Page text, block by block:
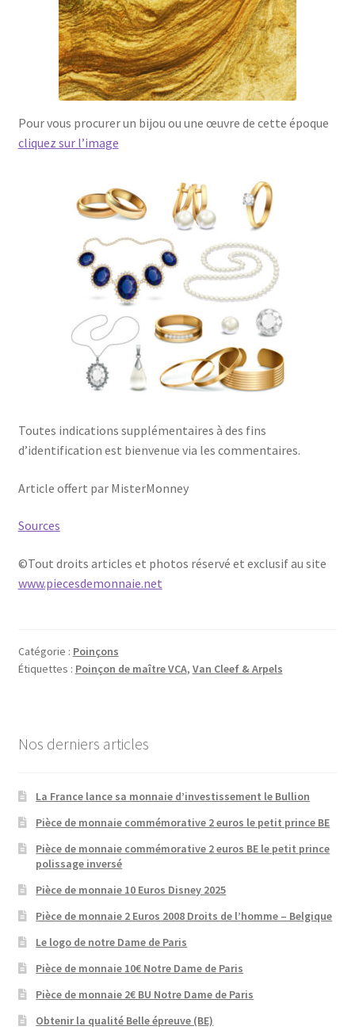
Pour vous procurer un bijou ou une œuvre de cette époque
cliquez sur l’image
Toutes indications supplémentaires à des fins
d’identification est bienvenue via les commentaires.
Article offert par MisterMonney
Sources
©Tout droits articles et photos réservé et exclusif au site
www.piecesdemonnaie.net
Catégorie : Poinçons
Étiquettes : Poinçon de maître VCA, Van Cleef & Arpels
Nos derniers articles
La France lance sa monnaie d’investissement le Bullion
Pièce de monnaie commémorative 2 euros le petit prince BE
Pièce de monnaie commémorative 2 euros BE le petit prince
polissage inversé
Pièce de monnaie 10 Euros Disney 2025
Pièce de monnaie 2 Euros 2008 Droits de l’homme – Belgique
Le logo de notre Dame de Paris
Pièce de monnaie 10€ Notre Dame de Paris
Pièce de monnaie 2€ BU Notre Dame de Paris
Obtenir la qualité Belle épreuve (BE)